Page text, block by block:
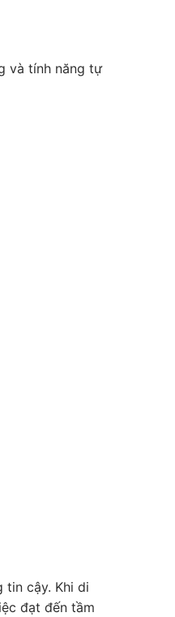
và tính năng tự
tin cậy. Khi di
đạt đến tầm